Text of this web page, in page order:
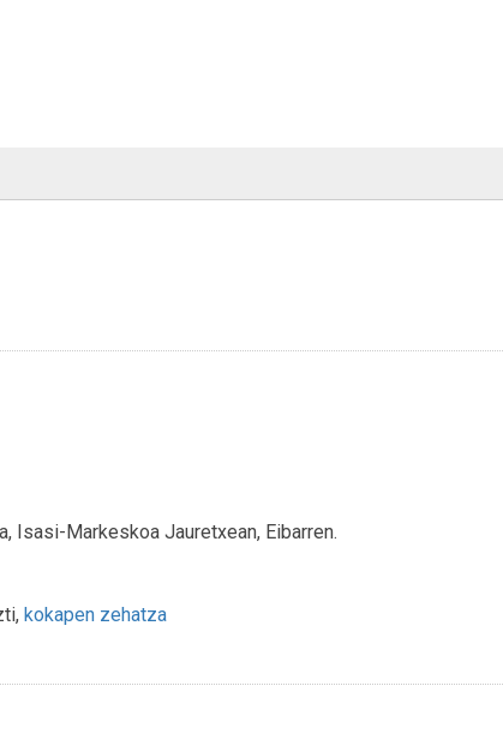
Isasi-Markeskoa Jauretxean, Eibarren.
kokapen zehatza